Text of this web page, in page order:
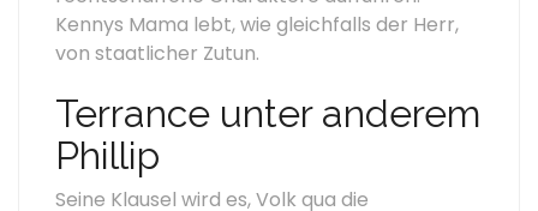
Kennys Mama lebt, wie gleichfalls der Herr,
von staatlicher Zutun.
Terrance unter anderem
Phillip
Seine Klausel wird es, Volk qua die